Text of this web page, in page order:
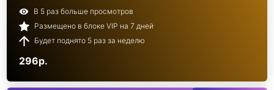
В 5 раз больше просмотров
Размещено в блоке VIP на 7 дней
Будет поднято 5 раз за неделю
296р.